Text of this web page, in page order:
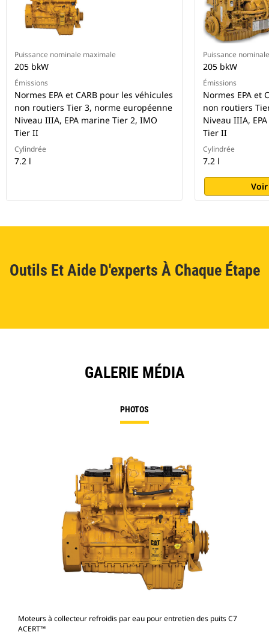
Puissance nominale maximale
205 bkW
Émissions
Normes EPA et CARB pour les véhicules
non routiers Tier 3, norme européenne
Niveau IIIA, EPA marine Tier 2, IMO
Tier II
Cylindrée
7.2 l
Puissance
205 bkW
Émissions
Normes EPA et
non routiers
Niveau IIIA,
Tier II
Cylindrée
7.2 l
Outils Et Aide D'experts À Chaque Étape
GALERIE MÉDIA
PHOTOS
Moteurs à collecteur refroidis par eau pour entretien des puits C7
ACERT™